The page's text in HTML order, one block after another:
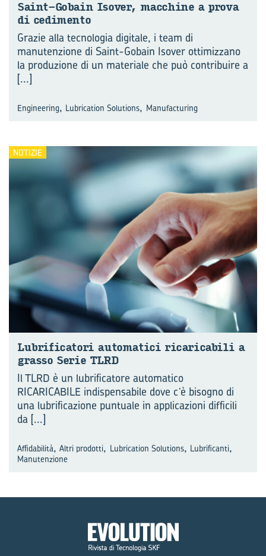
Saint-​Gobain Iso­ver, mac­chi­ne a prova
di ce­di­men­to
Grazie alla tecnologia digitale, i team di
manutenzione di Saint-Gobain Isover ottimizzano
la produzione di un materiale che può contribuire a
[...]
Engineering, Lubrication Solutions, Manufacturing
NOTIZIE
Lu­bri­fi­ca­to­ri au­to­ma­ti­ci ri­ca­ri­ca­bi­li a
gras­so Serie TLRD
Il TLRD è un lubrificatore automatico
RICARICABILE indispensabile dove c’è bisogno di
una lubrificazione puntuale in applicazioni difficili
da [...]
Affidabilità, Altri prodotti, Lubrication Solutions, Lubrificanti,
Manutenzione